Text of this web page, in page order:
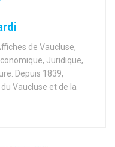
de Vaucluse,
Juridique,
Depuis 1839,
Vaucluse et de la